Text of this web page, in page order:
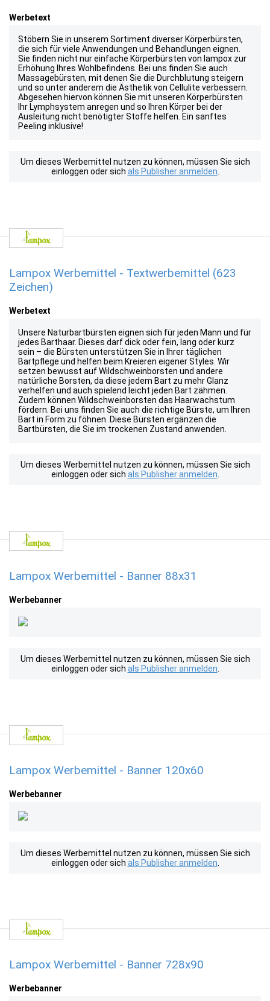
Werbetext
Stöbern Sie in unserem Sortiment diverser Körperbürsten,
die sich für viele Anwendungen und Behandlungen eignen.
Sie finden nicht nur einfache Körperbürsten von lampox zur
Erhöhung Ihres Wohlbefindens. Bei uns finden Sie auch
Massagebürsten, mit denen Sie die Durchblutung steigern
und so unter anderem die Ästhetik von Cellulite verbessern.
Abgesehen hiervon können Sie mit unseren Körperbürsten
Ihr Lymphsystem anregen und so Ihren Körper bei der
Ausleitung nicht benötigter Stoffe helfen. Ein sanftes
Peeling inklusive!
Um dieses Werbemittel nutzen zu können, müssen Sie sich
einloggen oder sich als Publisher anmelden
Lampox Werbemittel - Textwerbemittel (623
Zeichen)
Werbetext
Unsere Naturbartbürsten eignen sich für jeden Mann und für
jedes Barthaar. Dieses darf dick oder fein, lang oder kurz
sein – die Bürsten unterstützen Sie in Ihrer täglichen
Bartpflege und helfen beim Kreieren eigener Styles. Wir
setzen bewusst auf Wildschweinborsten und andere
natürliche Borsten, da diese jedem Bart zu mehr Glanz
verhelfen und auch spielend leicht jeden Bart zähmen.
Zudem können Wildschweinborsten das Haarwachstum
fördern. Bei uns finden Sie auch die richtige Bürste, um Ihren
Bart in Form zu föhnen. Diese Bürsten ergänzen die
Bartbürsten, die Sie im trockenen Zustand anwenden.
Um dieses Werbemittel nutzen zu können, müssen Sie sich
einloggen oder sich als Publisher anmelden
Lampox Werbemittel - Banner 88x31
Werbebanner
Um dieses Werbemittel nutzen zu können, müssen Sie sich
einloggen oder sich als Publisher anmelden
Lampox Werbemittel - Banner 120x60
Werbebanner
Um dieses Werbemittel nutzen zu können, müssen Sie sich
einloggen oder sich als Publisher anmelden
Lampox Werbemittel - Banner 728x90
Werbebanner